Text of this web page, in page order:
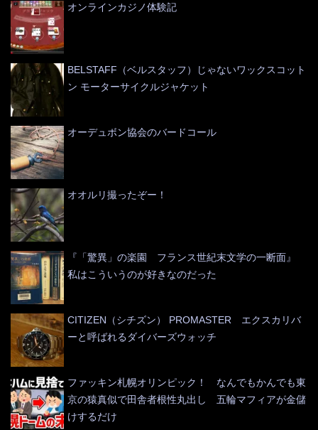
オンラインカジノ体験記
BELSTAFF（ベルスタッフ）じゃないワックスコット
ン モーターサイクルジャケット
オーデュボン協会のバードコール
オオルリ撮ったぞー！
『「驚異」の楽園 フランス世紀末文学の一断面』
私はこういうのが好きなのだった
CITIZEN（シチズン） PROMASTER エクスカリバ
ーと呼ばれるダイバーズウォッチ
ファッキン札幌オリンピック！ なんでもかんでも東
京の猿真似で田舎者根性丸出し 五輪マフィアが金儲
けするだけ